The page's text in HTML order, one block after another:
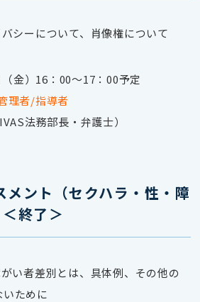
シーについて、肖像権について
金）16：00～17：00予定
理者/指導者
法務部長・弁護士）
メント
（セクハラ・性・障
終了＞
い者差別とは、具体例、その他の
ために